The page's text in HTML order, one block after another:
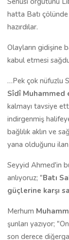
hatta Batı çölünde
hazırdılar.
Olayların gidişine
kabul etmesi
…Pek çok nüfuzlu
Sîdî Muhammed
kalmayı tavsiye
indirgenmiş
bağlılık aklın ve
yana olduğunu ilan
Seyyid Ahmed'in
anlıyoruz; "Batı
güçlerine karşı
Merhum
şunları yazıyor;
son derece